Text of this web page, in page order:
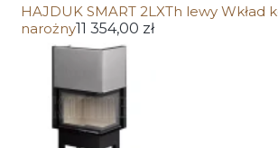
HAJDUK SMART 2LXTh lewy Wkład
narożny11 354,00 zł